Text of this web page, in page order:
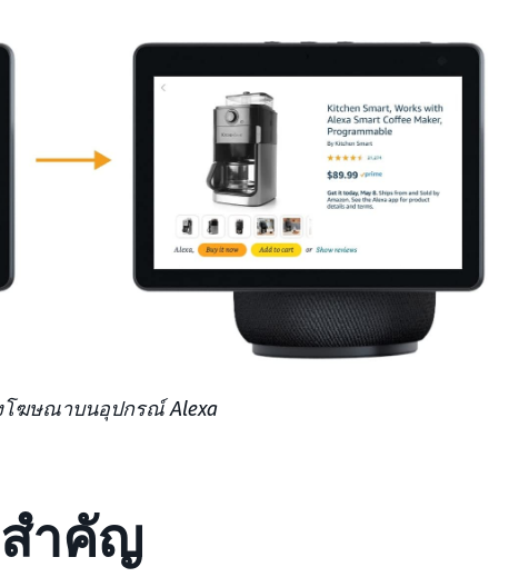
โฆษณาบนอุปกรณ์ Alexa
สำคัญ